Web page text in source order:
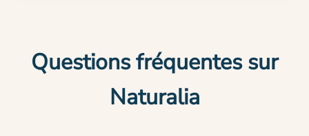
Questions fréquentes sur
Naturalia